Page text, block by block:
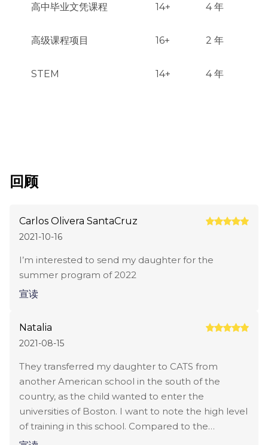
过去2-3年的学业记录单
外国学生要求：
所有文件需翻译成英文
财务条件：
需有足够资金证明
入学时需交押金
申请截止日期：
高中毕业文凭课程 14+ 4 年
高级课程项目 16+ 2 年
STEM 14+ 4 年
回顾
Carlos Olivera SantaCruz
2021-10-16
I’m interested to send my daughter for the
summer program of 2022
宣读
Natalia
2021-08-15
They transferred my daughter to CATS from
another American school in the south of the
country, as the child wanted to enter the
universities of Boston. I want to note the high level
of training in this school. Compared to the
previous place of study, teaching here is taken